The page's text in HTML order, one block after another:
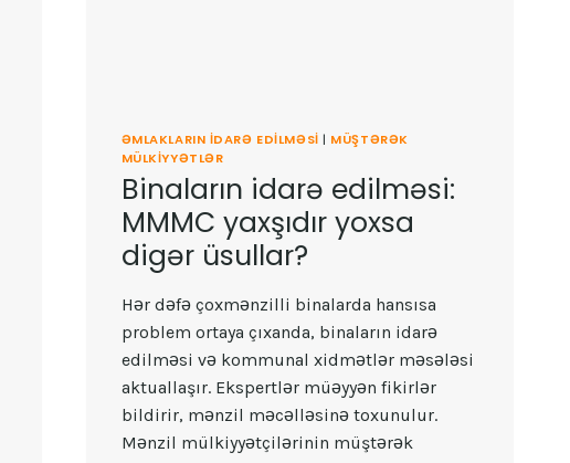
ƏMLAKLARIN IDARƏ EDILMƏSI | MÜŞTƏRƏK
MÜLKIYYƏTLƏR
Binaların idarə edilməsi:
MMMC yaxşıdır yoxsa
digər üsullar?
Hər dəfə çoxmənzilli binalarda hansısa
problem ortaya çıxanda, binaların idarə
edilməsi və kommunal xidmətlər məsələsi
aktuallaşır. Ekspertlər müəyyən fikirlər
bildirir, mənzil məcəlləsinə toxunulur.
Mənzil mülkiyyətçilərinin müştərək